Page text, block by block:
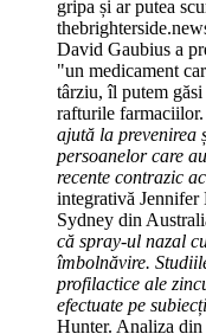
gripa și ar putea
David Gaubius a
"un medicament
târziu, îl putem
rafturile farmaciilor.
ajută la prevenirea
persoanelor care
recente contrazic
integrativă Jennifer
Sydney din
că spray-ul nazal
îmbolnăvire.
profilactice ale
efectuate pe
Hunter. Analiza